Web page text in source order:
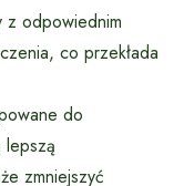
z odpowiednim
co przekłada
do
lepszą
zmniejszyć